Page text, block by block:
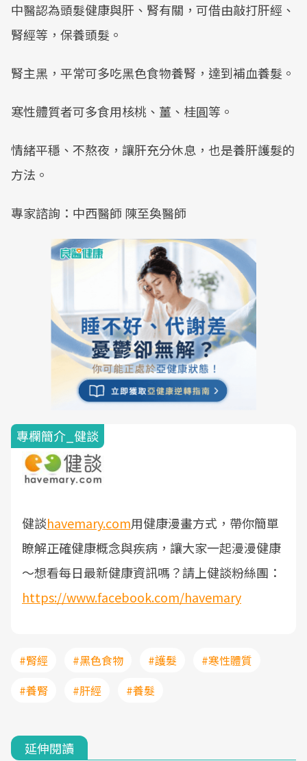
中醫認為頭髮健康與肝、腎有關，可借由敲打肝經、
腎經等，保養頭髮。
腎主黑，平常可多吃黑色食物養腎，達到補血養髮。
寒性體質者可多食用核桃、薑、桂圓等。
情緒平穩、不熬夜，讓肝充分休息，也是養肝護髮的
方法。
專家諮詢：中西醫師 陳至奐醫師
專欄簡介_健談
健談havemary.com用健康漫畫方式，帶你簡單
瞭解正確健康概念與疾病，讓大家一起漫漫健康
～想看每日最新健康資訊嗎？請上健談粉絲團：
https://www.facebook.com/havemary
#腎經 #黑色食物 #護髮
#寒性體質
#養腎
#肝經 #養髮
延伸閱讀